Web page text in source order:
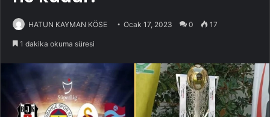
HATUN KAYMAN KÖSE Ocak 17, 2023 0 17
1 dakika okuma süresi